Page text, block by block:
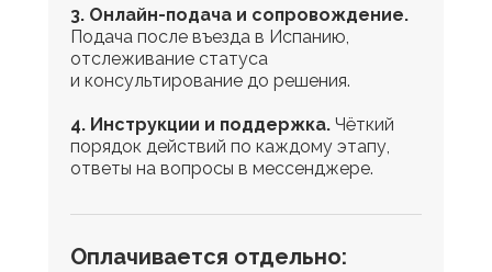
3. Онлайн-подача и сопровождение.
Подача после въезда в Испанию,
отслеживание статуса
и консультирование до решения.
4. Инструкции и поддержка. Чёткий
порядок действий по каждому этапу,
ответы на вопросы в мессенджере.
Оплачивается отдельно: